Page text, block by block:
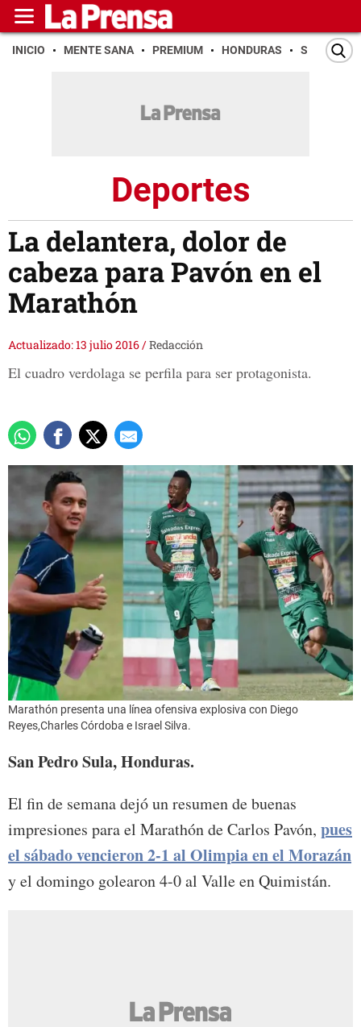
INICIO MENTE SANA PREMIUM HONDURAS SAN PEDRO
Deportes
La delantera, dolor de
cabeza para Pavón en el
Marathón
Actualizado: 13 julio 2016/Redacción
El cuadro verdolaga se perfila para ser protagonista.
Marathón presenta una línea ofensiva explosiva con Diego
Reyes,Charles Córdoba e Israel Silva.
San Pedro Sula, Honduras.
El fin de semana dejó un resumen de buenas
impresiones para el Marathón de Carlos Pavón, pues
el sábado vencieron 2-1 al Olimpia en el Morazán
y el domingo golearon 4-0 al Valle en Quimistán.